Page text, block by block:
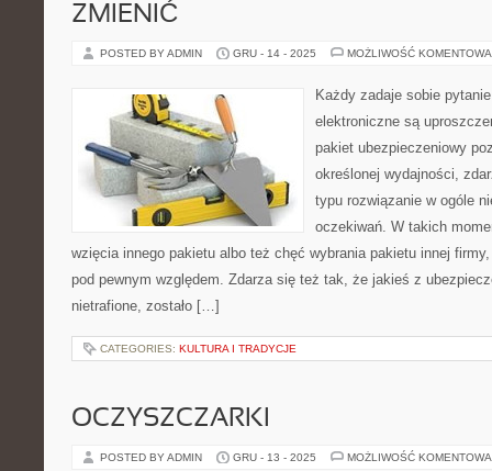
ZMIENIĆ
POSTED BY ADMIN GRU - 14 - 2025 MOŻLIWOŚĆ
Każdy zadaje sobie
elektroniczne są
pakiet ubezpieczeniowy
określonej wydajności,
typu rozwiązanie w ogóle
oczekiwań. W takich
wzięcia innego pakietu albo też chęć wybrania pakietu innej
pod pewnym względem. Zdarza się też tak, że jakieś z
nietrafione, zostało […]
CATEGORIES: KULTURA I TRADYCJE
OCZYSZCZARKI
POSTED BY ADMIN GRU - 13 - 2025 MOŻLIWOŚĆ